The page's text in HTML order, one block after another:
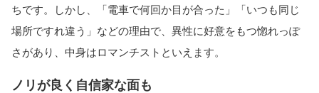
ちです。しかし、「電車で何回か目が合った」「いつも同じ
場所ですれ違う」などの理由で、異性に好意をもつ惚れっぽ
さがあり、中身はロマンチストといえます。
ノリが良く自信家な面も